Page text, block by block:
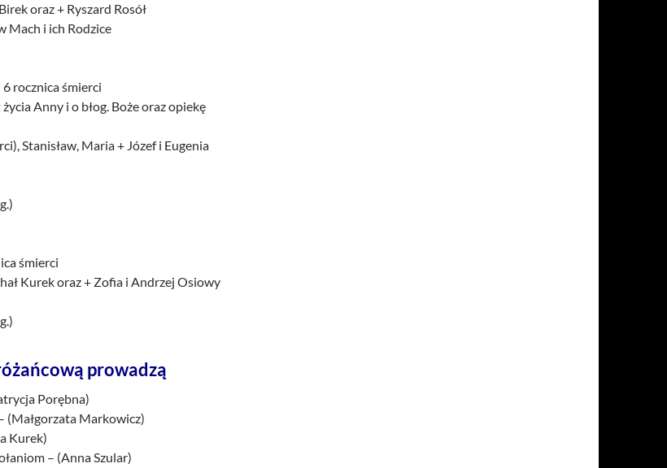
oraz + Ryszard Rosół
Mach i ich Rodzice
6 rocznica śmierci
Anny i o błog. Boże oraz opiekę
Stanisław, Maria + Józef i Eugenia
śmierci
Kurek oraz + Zofia i Andrzej Osiowy
prowadzą
Porębna)
(Małgorzata Markowicz)
Kurek)
– (Anna Szular)